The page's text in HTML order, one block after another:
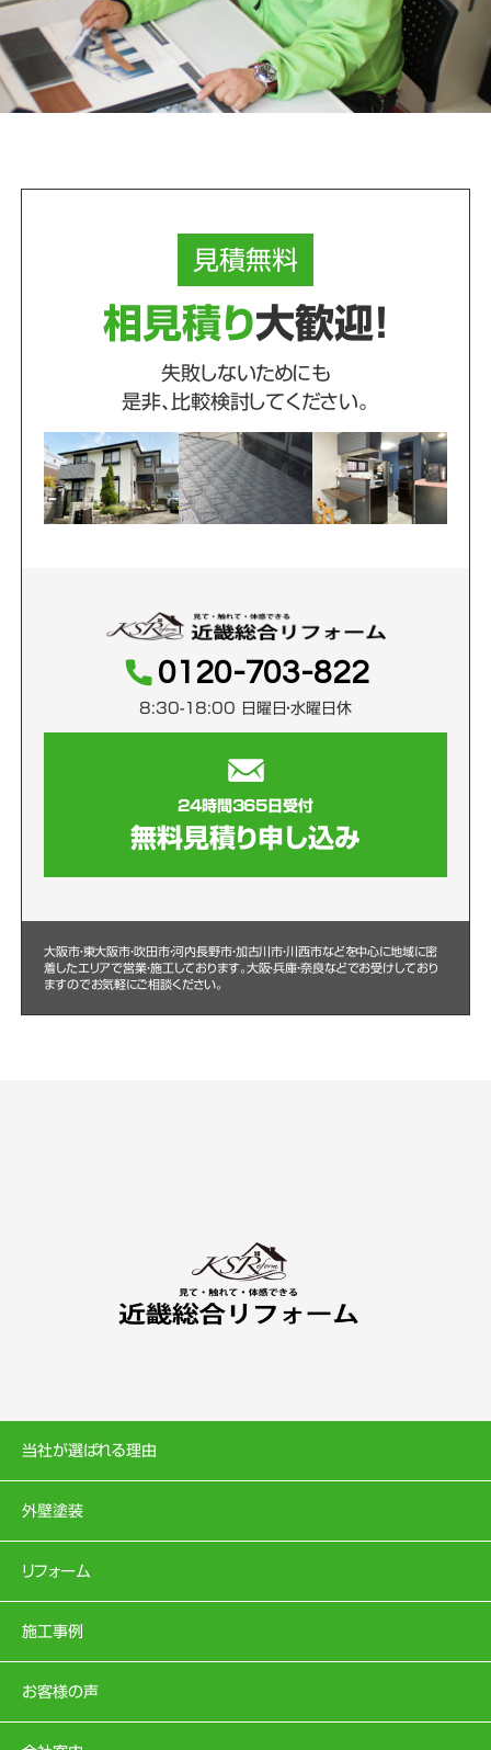
見積無料
相見積り大歓迎！
失敗しないためにも
是非、比較検討してください。
0120-703-822
8:30-18:00 日曜日・水曜日休
24時間365日受付
無料見積り申し込み
大阪市・東大阪市・吹田市・河内長野市・加古川市・川西市などを中心に地域に密
着したエリアで営業・施工しております。大阪・兵庫・奈良などでお受けしており
ますのでお気軽にご相談ください。
当社が選ばれる理由
外壁塗装
リフォーム
施工事例
お客様の声